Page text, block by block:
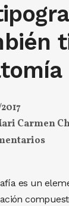
Carmen
es un